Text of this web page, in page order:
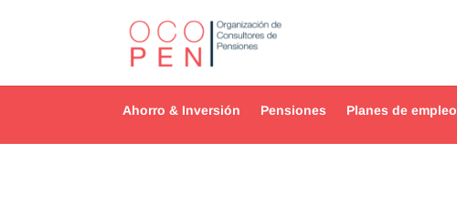
Ahorro & Inversión Pensiones Planes de empleo